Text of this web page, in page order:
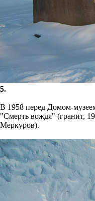
5.
В 1958 перед Домом-
"Смерть вождя" (гранит,
Меркуров).